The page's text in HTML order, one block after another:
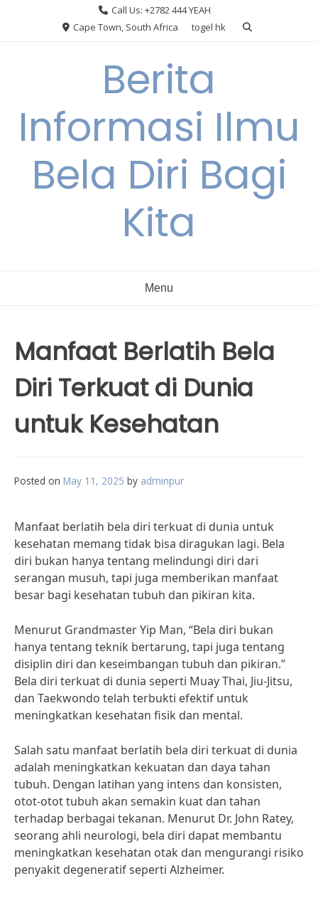
Call Us: +2782 444 YEAH
Cape Town, South Africa
togel hk
Berita
Informasi Ilmu
Bela Diri Bagi
Kita
Menu
Manfaat Berlatih Bela
Diri Terkuat di Dunia
untuk Kesehatan
Posted on May 11, 2025 by adminpur
Manfaat berlatih bela diri terkuat di dunia untuk
kesehatan memang tidak bisa diragukan lagi. Bela
diri bukan hanya tentang melindungi diri dari
serangan musuh, tapi juga memberikan manfaat
besar bagi kesehatan tubuh dan pikiran kita.
Menurut Grandmaster Yip Man, “Bela diri bukan
hanya tentang teknik bertarung, tapi juga tentang
disiplin diri dan keseimbangan tubuh dan pikiran.”
Bela diri terkuat di dunia seperti Muay Thai, Jiu-Jitsu,
dan Taekwondo telah terbukti efektif untuk
meningkatkan kesehatan fisik dan mental.
Salah satu manfaat berlatih bela diri terkuat di dunia
adalah meningkatkan kekuatan dan daya tahan
tubuh. Dengan latihan yang intens dan konsisten,
otot-otot tubuh akan semakin kuat dan tahan
terhadap berbagai tekanan. Menurut Dr. John Ratey,
seorang ahli neurologi, bela diri dapat membantu
meningkatkan kesehatan otak dan mengurangi risiko
penyakit degeneratif seperti Alzheimer.